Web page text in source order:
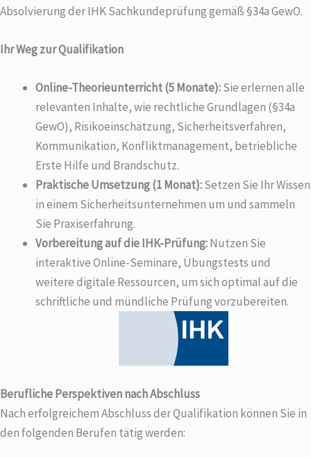
Absolvierung der IHK Sachkundeprüfung gemäß §34a GewO.
Ihr Weg zur Qualifikation
Online-Theorieunterricht (5 Monate):Sie erlernen alle
relevanten Inhalte, wie rechtliche Grundlagen (§34a
GewO), Risikoeinschätzung, Sicherheitsverfahren,
Kommunikation, Konfliktmanagement, betriebliche
Erste Hilfe und Brandschutz.
Praktische Umsetzung (1 Monat):Setzen Sie Ihr Wissen
in einem Sicherheitsunternehmen um und sammeln
Sie Praxiserfahrung.
Vorbereitung auf die IHK-Prüfung:Nutzen Sie
interaktive Online-Seminare, Übungstests und
weitere digitale Ressourcen, um sich optimal auf die
schriftliche und mündliche Prüfung vorzubereiten.
Berufliche Perspektiven nach Abschluss
Nach erfolgreichem Abschluss der Qualifikation können Sie in
den folgenden Berufen tätig werden: